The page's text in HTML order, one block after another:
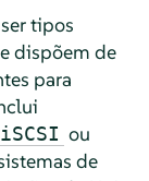
tipos
dispõem de
para
iSCSI ou
de